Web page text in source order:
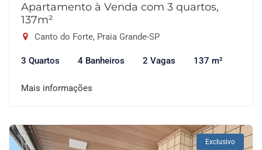
Apartamento à Venda com 3 quartos,
137m²
Canto do Forte, Praia Grande-SP
3 Quartos 4 Banheiros 2 Vagas 137 m²
Mais informações
Exclusivo